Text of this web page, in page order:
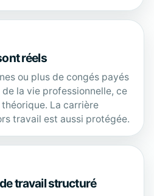
réels
ou plus de congés payés
la vie professionnelle, ce
théorique. La carrière
travail est aussi protégée.
travail structuré